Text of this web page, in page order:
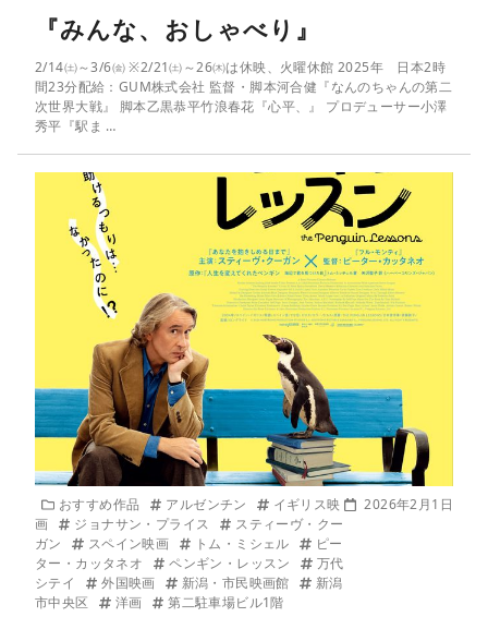
『みんな、おしゃべり』
2/14㈯～3/6㈮ ※2/21㈯～26㈭は休映、火曜休館 2025年 日本2時
間23分配給：GUM株式会社 監督・脚本河合健『なんのちゃんの第二
次世界大戦』 脚本乙黒恭平竹浪春花『心平、』 プロデューサー小澤
秀平『駅ま …
おすすめ作品 アルゼンチン
イギリス映
画
ジョナサン・プライス
スティーヴ・クー
ガン
スペイン映画 トム・ミシェル
ピー
ター・カッタネオ
ペンギン・レッスン
万代
シテイ
外国映画 新潟・市民映画館
新潟
市中央区
洋画 第二駐車場ビル1階
2026年2月1日